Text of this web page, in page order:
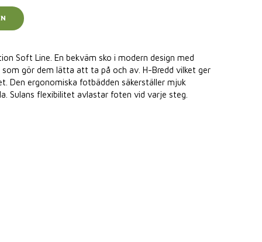
Soft Line. En bekväm sko i modern design med
som gör dem lätta att ta på och av. H-Bredd vilket ger
Den ergonomiska fotbädden säkerställer mjuk
Sulans flexibilitet avlastar foten vid varje steg.